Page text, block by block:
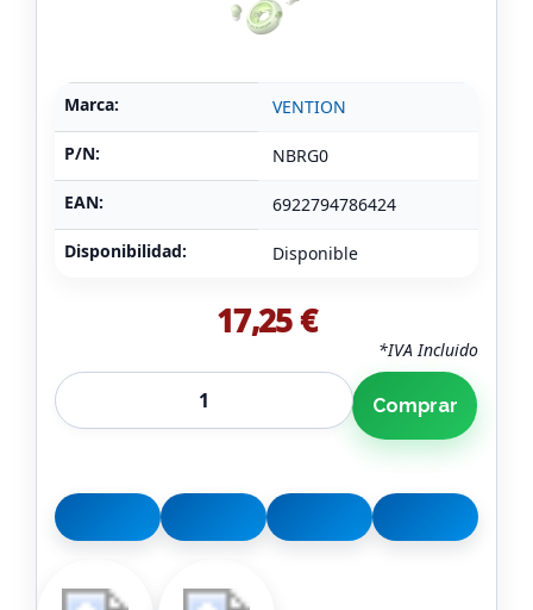
Marca: VENTION
P/N: NBRG0
EAN: 6922794786424
Disponibilidad: Disponible
17,25 €
*IVA Incluido
Comprar